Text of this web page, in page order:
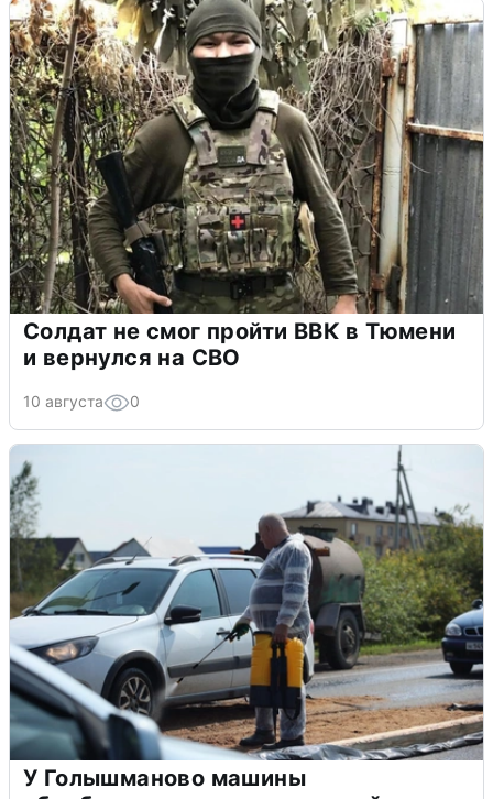
Солдат не смог пройти ВВК в Тюмени
и вернулся на СВО
10 августа 0
У Голышманово машины